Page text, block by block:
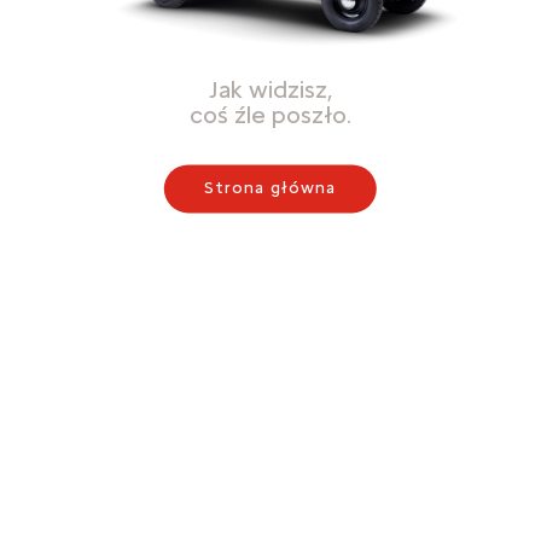
Jak widzisz,
coś źle poszło.
Strona główna